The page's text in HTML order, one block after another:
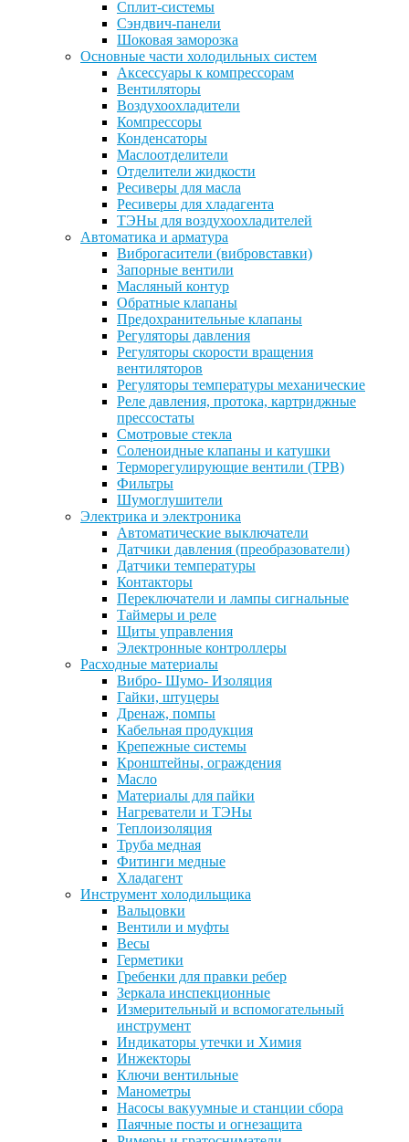
Сплит-системы
Сэндвич-панели
Шоковая заморозка
Основные части холодильных систем
Аксессуары к компрессорам
Вентиляторы
Воздухоохладители
Компрессоры
Конденсаторы
Маслоотделители
Отделители жидкости
Ресиверы для масла
Ресиверы для хладагента
ТЭНы для воздухоохладителей
Автоматика и арматура
Виброгасители (вибровставки)
Запорные вентили
Масляный контур
Обратные клапаны
Предохранительные клапаны
Регуляторы давления
Регуляторы скорости вращения
вентиляторов
Регуляторы температуры механические
Реле давления, протока, картриджные
прессостаты
Смотровые стекла
Соленоидные клапаны и катушки
Терморегулирующие вентили (ТРВ)
Фильтры
Шумоглушители
Электрика и электроника
Автоматические выключатели
Датчики давления (преобразователи)
Датчики температуры
Контакторы
Переключатели и лампы сигнальные
Таймеры и реле
Щиты управления
Электронные контроллеры
Расходные материалы
Вибро- Шумо- Изоляция
Гайки, штуцеры
Дренаж, помпы
Кабельная продукция
Крепежные системы
Кронштейны, ограждения
Масло
Материалы для пайки
Нагреватели и ТЭНы
Теплоизоляция
Труба медная
Фитинги медные
Хладагент
Инструмент холодильщика
Вальцовки
Вентили и муфты
Весы
Герметики
Гребенки для правки ребер
Зеркала инспекционные
Измерительный и вспомогательный
инструмент
Индикаторы утечки и Химия
Инжекторы
Ключи вентильные
Манометры
Насосы вакуумные и станции сбора
Паячные посты и огнезащита